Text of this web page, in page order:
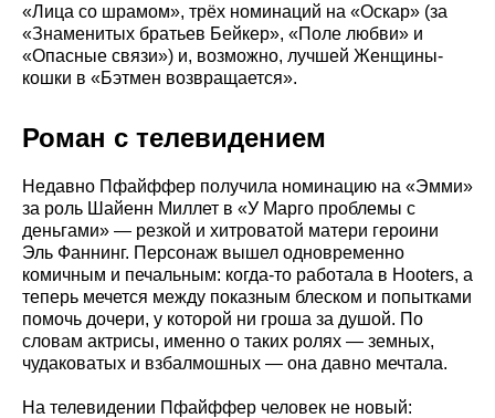
«Лица со шрамом», трёх номинаций на «Оскар» (за
«Знаменитых братьев Бейкер», «Поле любви» и
«Опасные связи») и, возможно, лучшей Женщины-
кошки в «Бэтмен возвращается».
Роман с телевидением
Недавно Пфайффер получила номинацию на «Эмми»
за роль Шайенн Миллет в «У Марго проблемы с
деньгами» — резкой и хитроватой матери героини
Эль Фаннинг. Персонаж вышел одновременно
комичным и печальным: когда-то работала в Hooters, а
теперь мечется между показным блеском и попытками
помочь дочери, у которой ни гроша за душой. По
словам актрисы, именно о таких ролях — земных,
чудаковатых и взбалмошных — она давно мечтала.
На телевидении Пфайффер человек не новый: